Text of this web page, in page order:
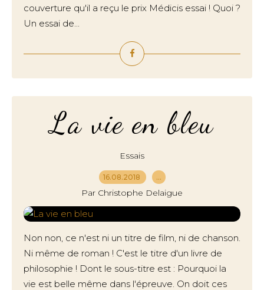
couverture qu'il a reçu le prix Médicis essai ! Quoi ?
Un essai de...
La vie en bleu
Essais
16.08.2018 …
Par Christophe Delaigue
Non non, ce n'est ni un titre de film, ni de chanson.
Ni même de roman ! C'est le titre d'un livre de
philosophie ! Dont le sous-titre est : Pourquoi la
vie est belle même dans l'épreuve. On doit ces